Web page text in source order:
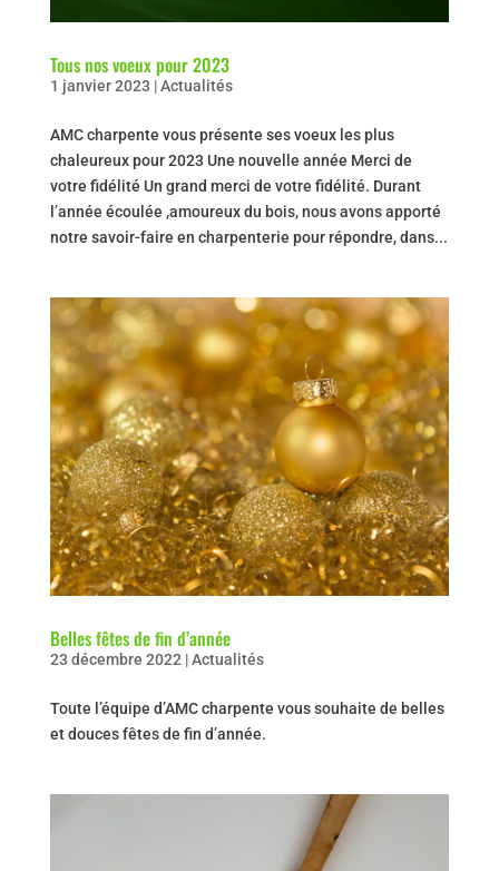
Tous nos voeux pour 2023
1 janvier 2023 |Actualités
AMC charpente vous présente ses voeux les plus
chaleureux pour 2023 Une nouvelle année Merci de
votre fidélité Un grand merci de votre fidélité. Durant
l’année écoulée ,amoureux du bois, nous avons apporté
notre savoir-faire en charpenterie pour répondre, dans...
Belles fêtes de fin d’année
23 décembre 2022|Actualités
Toute l’équipe d’AMC charpente vous souhaite de belles
et douces fêtes de fin d’année.